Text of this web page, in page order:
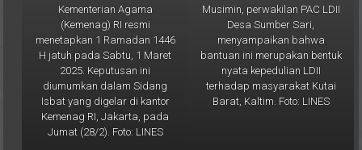
(Kemenag) RI resmi
menetapkan 1 Ramadan 1446
H jatuh pada Sabtu, 1 Maret
2025. Keputusan ini
diumumkan dalam Sidang
Isbat yang digelar di kantor
Kemenag RI, Jakarta, pada
Jumat (28/2). Foto: LINES
Desa Sumber Sari,
menyampaikan bahwa
bantuan ini merupakan bentuk
nyata kepedulian LDII
terhadap masyarakat Kutai
Barat, Kaltim. Foto: LINES